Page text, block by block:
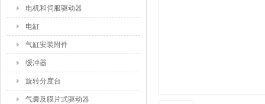
电机和伺服驱动器
电缸
气缸安装附件
缓冲器
旋转分度台
气囊及膜片式驱动器